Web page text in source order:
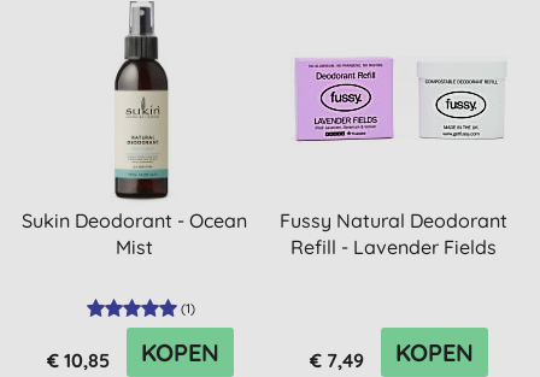
Sukin Deodorant - Ocean
Mist
(1)
€ 10,85 KOPEN
Fussy Natural Deodorant
Refill - Lavender Fields
€ 7,49 KOPEN